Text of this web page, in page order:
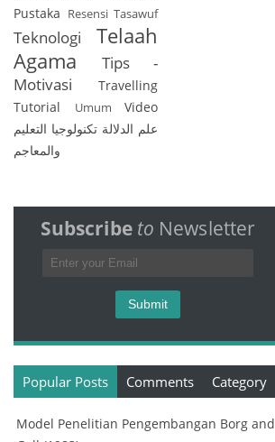
Pustaka Resensi Tasawuf
Teknologi
Telaah
Agama
Tips -
Motivasi
Travelling
Tutorial
Umum
Video
تكنولوجيا التعليم علم الدلالة
والمعاجم
Subscribe to Newsletter
Popular Posts Comments Category
Model Penelitian Pengembangan Borg and